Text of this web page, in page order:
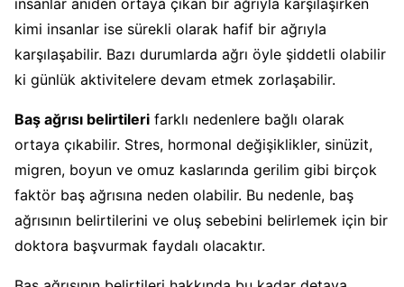
insanlar aniden ortaya çıkan bir ağrıyla karşılaşırken
kimi insanlar ise sürekli olarak hafif bir ağrıyla
karşılaşabilir. Bazı durumlarda ağrı öyle şiddetli olabilir
ki günlük aktivitelere devam etmek zorlaşabilir.
Baş ağrısı belirtileri farklı nedenlere bağlı olarak
ortaya çıkabilir. Stres, hormonal değişiklikler, sinüzit,
migren, boyun ve omuz kaslarında gerilim gibi birçok
faktör baş ağrısına neden olabilir. Bu nedenle, baş
ağrısının belirtilerini ve oluş sebebini belirlemek için bir
doktora başvurmak faydalı olacaktır.